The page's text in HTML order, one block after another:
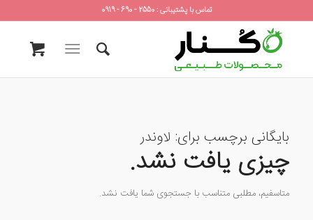
تماس با پشتیبانی : 2550 - 690 - 0919
بایگانی برچسب برای: لاوندر
چیزی یافت نشد.
متاسفیم، مطلبی متناسب با جستجوی شما یافت نشد.